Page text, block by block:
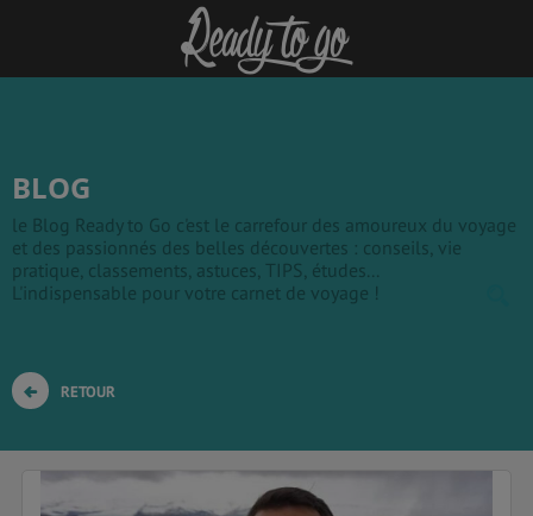
BLOG
le Blog Ready to Go c'est le carrefour des amoureux du voyage
et des passionnés des belles découvertes : conseils, vie
pratique, classements, astuces, TIPS, études...
L'indispensable pour votre carnet de voyage !
RETOUR